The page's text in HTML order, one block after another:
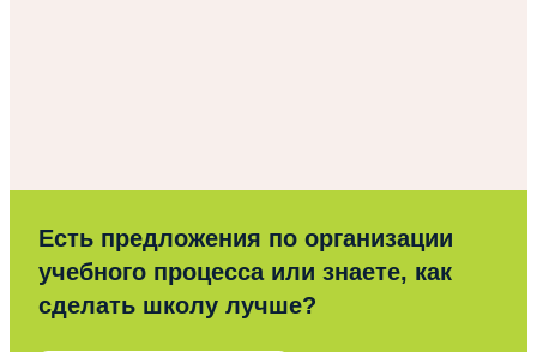
Есть предложения по организации
учебного процесса или знаете, как
сделать школу лучше?